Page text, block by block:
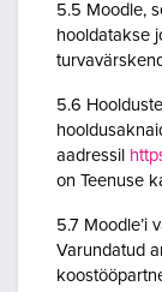
5.5 Moodle,
hooldatakse
5.6
aadressil
on Teenuse
5.7 Moodle’i
Varundatud